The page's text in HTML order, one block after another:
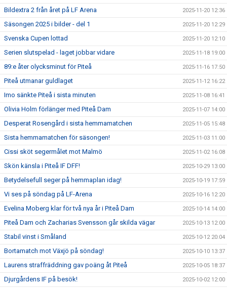
Bildextra 2 från året på LF Arena 2025-11-20 12:36
Säsongen 2025 i bilder - del 1 2025-11-20 12:29
Svenska Cupen lottad 2025-11-20 12:10
Serien slutspelad - laget jobbar vidare 2025-11-18 19:00
89:e åter olycksminut för Piteå 2025-11-16 17:50
Piteå utmanar guldlaget 2025-11-12 16:22
Imo sänkte Piteå i sista minuten 2025-11-08 16:41
Olivia Holm förlänger med Piteå Dam 2025-11-07 14:00
Desperat Rosengård i sista hemmamatchen 2025-11-05 15:48
Sista hemmamatchen för säsongen! 2025-11-03 11:00
Cissi sköt segermålet mot Malmö 2025-11-02 16:08
Skön känsla i Piteå IF DFF! 2025-10-29 13:00
Betydelsefull seger på hemmaplan idag! 2025-10-19 17:59
Vi ses på söndag på LF-Arena 2025-10-16 12:20
Evelina Moberg klar för två nya år i Piteå Dam 2025-10-14 14:00
Piteå Dam och Zacharias Svensson går skilda vägar 2025-10-13 12:00
Stabil vinst i Småland 2025-10-12 20:04
Bortamatch mot Växjö på söndag! 2025-10-10 13:37
Laurens straffräddning gav poäng åt Piteå 2025-10-05 18:37
Djurgårdens IF på besök! 2025-10-02 12:00